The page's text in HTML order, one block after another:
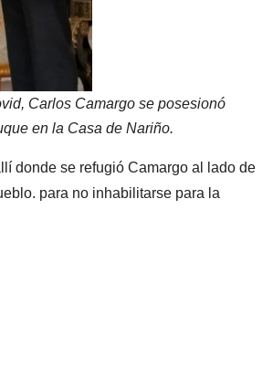
Carlos Camargo se posesionó
en la Casa de Nariño.
donde se refugió Camargo al lado de
para no inhabilitarse para la